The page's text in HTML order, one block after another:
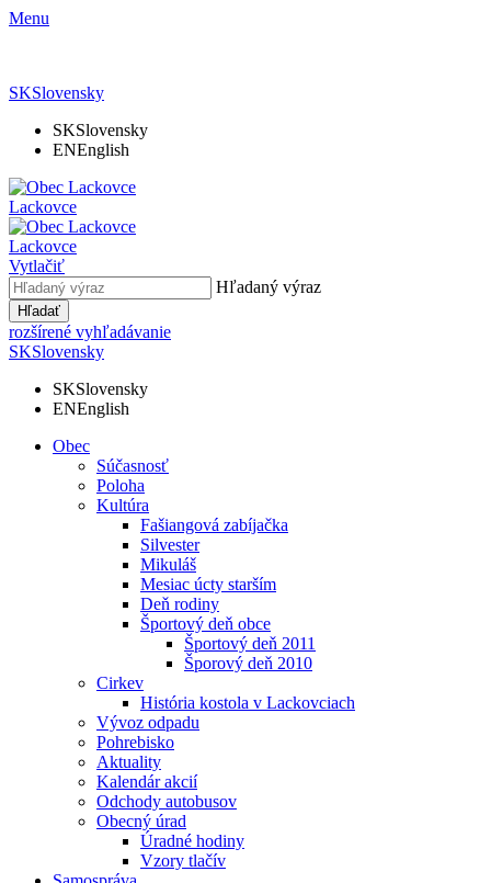
Menu
SKSlovensky
SKSlovensky
ENEnglish
Lackovce
Lackovce
Vytlačiť
Hľadaný výraz
Hľadať
rozšírené vyhľadávanie
SKSlovensky
SKSlovensky
ENEnglish
Obec
Súčasnosť
Poloha
Kultúra
Fašiangová zabíjačka
Silvester
Mikuláš
Mesiac úcty starším
Deň rodiny
Športový deň obce
Športový deň 2011
Šporový deň 2010
Cirkev
História kostola v Lackovciach
Vývoz odpadu
Pohrebisko
Aktuality
Kalendár akcií
Odchody autobusov
Obecný úrad
Úradné hodiny
Vzory tlačív